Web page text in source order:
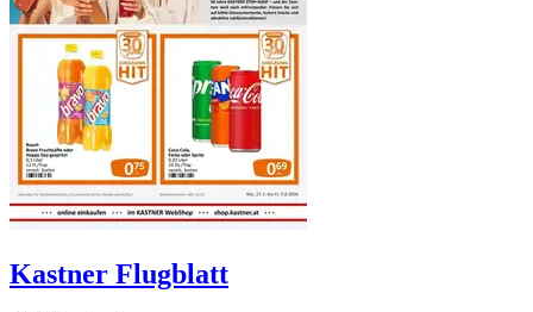
Kastner Flugblatt